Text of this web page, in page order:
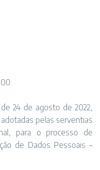
24 de agosto de 2022,
pelas serventias
para o processo de
de Dados Pessoais –